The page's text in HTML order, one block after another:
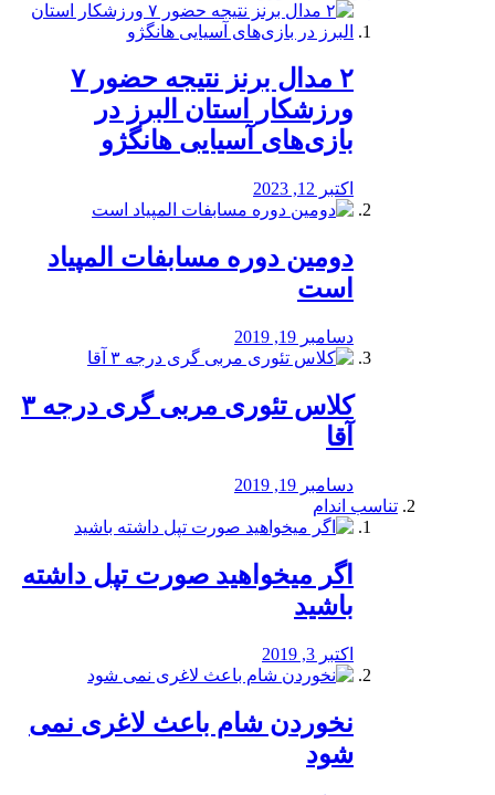
۲ مدال برنز نتیجه حضور ۷
ورزشکار استان البرز در
بازی‌های آسیایی هانگژو
اکتبر 12, 2023
دومین دوره مسابفات المپیاد
است
دسامبر 19, 2019
کلاس تئوری مربی گری درجه ۳
آقا
دسامبر 19, 2019
تناسب اندام
اگر میخواهید صورت تپل داشته
باشید
اکتبر 3, 2019
نخوردن شام باعث لاغری نمی
‌شود